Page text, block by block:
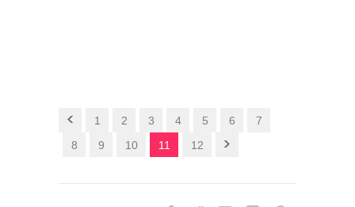
1 2 3 4 5 6
7
8
9 10 11 12